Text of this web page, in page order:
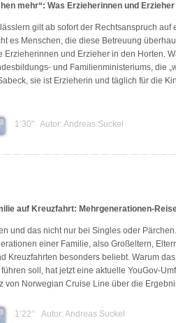
mehr“: Was Erzieherinnen und
gilt ab sofort der Rechtsanspruch
es Menschen, die diese Betreuung
Erzieherinnen und Erzieher in den Horten.
und Familienministeriums, die
sie ist Erzieherin und täglich für die
1‘30" Autor: Andreas Suckel
auf Kreuzfahrt: Mehrgenerationen-
und das nicht nur bei Singles oder
einer Familie, also Großeltern,
Kreuzfahrten besonders beliebt. Warum
soll, hat jetzt eine aktuelle YouGov-
von Norwegian Cruise Line über die
1‘22‘‘ Autor: Andreas Suckel